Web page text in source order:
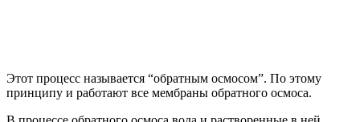
Этот процесс называется “обратным осмосом”. По этому
принципу и работают все мембраны обратного осмоса.